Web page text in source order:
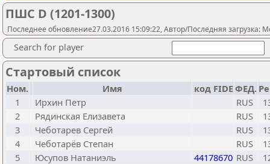
ПШС D (1201-1300)
Последнее обновление27.03.2016 15:09:22, Автор/Последняя загрузка:
Search for player
Стартовый список
Ном. Имя код FIDEФЕД.
1
Ирхин Петр RUS
2
Рядинская Елизавета RUS
3
Чеботарев Сергей RUS
4
Чеботарёв Степан RUS
5
Юсупов Натаниэль 44178670 RUS